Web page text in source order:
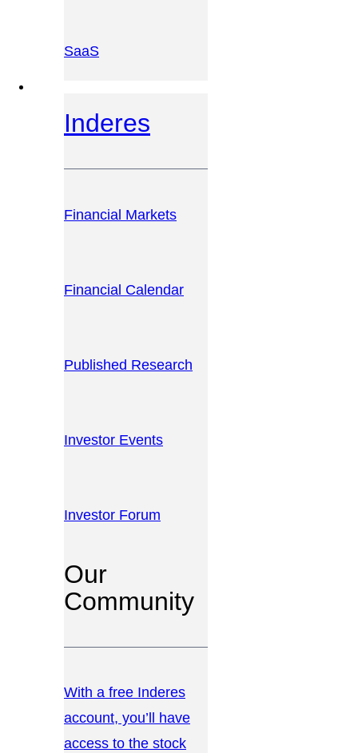
SaaS
Inderes
Financial Markets
Financial Calendar
Published Research
Investor Events
Investor Forum
Our
Community
With a free Inderes
account, you’ll have
access to the stock